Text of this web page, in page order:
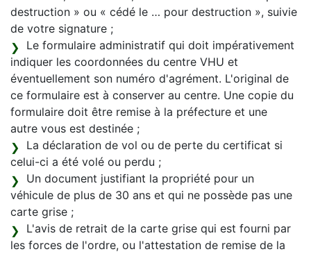
destruction » ou « cédé le … pour destruction », suivie
de votre signature ;
Le formulaire administratif qui doit impérativement
indiquer les coordonnées du centre VHU et
éventuellement son numéro d'agrément. L'original de
ce formulaire est à conserver au centre. Une copie du
formulaire doit être remise à la préfecture et une
autre vous est destinée ;
La déclaration de vol ou de perte du certificat si
celui-ci a été volé ou perdu ;
Un document justifiant la propriété pour un
véhicule de plus de 30 ans et qui ne possède pas une
carte grise ;
L'avis de retrait de la carte grise qui est fourni par
les forces de l'ordre, ou l'attestation de remise de la